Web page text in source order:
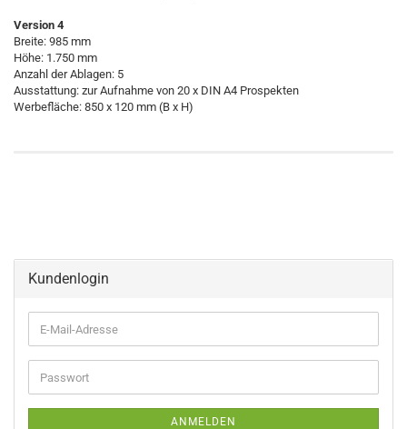
Version 4
Breite: 985 mm
Höhe: 1.750 mm
Anzahl der Ablagen: 5
Ausstattung: zur Aufnahme von 20 x DIN A4 Prospekten
Werbefläche: 850 x 120 mm (B x H)
Kundenlogin
E-
Mail-
Adresse
Passwort
ANMELDEN